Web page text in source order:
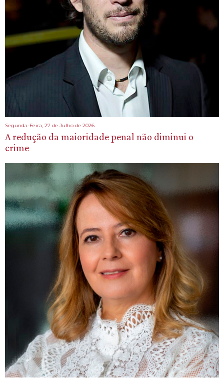
Segunda-Feira, 27 de Julho de 2026
A redução da maioridade penal não diminui o
crime